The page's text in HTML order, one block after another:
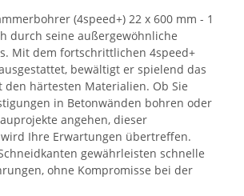
(4speed+) 22 x 600 mm - 1
durch seine außergewöhnliche
Mit dem fortschrittlichen 4speed+
bewältigt er spielend das
den härtesten Materialien. Ob Sie
in Betonwänden bohren oder
angehen, dieser
Ihre Erwartungen übertreffen.
gewährleisten schnelle
ohne Kompromisse bei der